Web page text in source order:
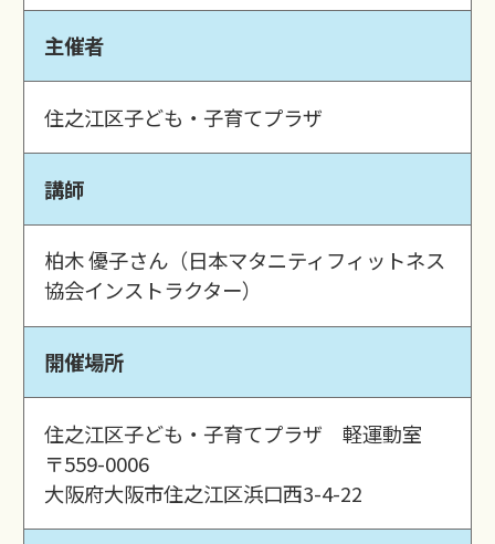
主催者
住之江区子ども・子育てプラザ
講師
柏木 優子さん（日本マタニティフィットネス
協会インストラクター）
開催場所
住之江区子ども・子育てプラザ 軽運動室
〒559-0006
大阪府大阪市住之江区浜口西3-4-22